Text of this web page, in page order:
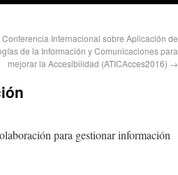
Conferencia Internacional sobre Aplicación de
de la Información y Comunicaciones para
mejorar la Accesibilidad (ATICAcces2016) →
para gestionar información